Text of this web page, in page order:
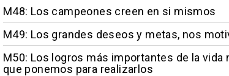
M48: Los campeones creen en si mismos
M49: Los grandes deseos y metas, nos
M50: Los logros más importantes de la
que ponemos para realizarlos